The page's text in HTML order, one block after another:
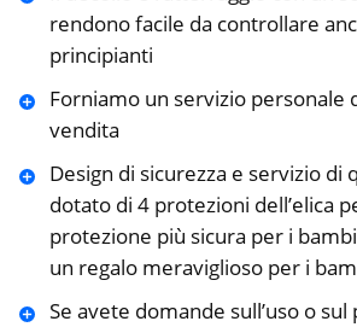
rendono facile da controllare
principianti
Forniamo un servizio personale
vendita
Design di sicurezza e servizio di
dotato di 4 protezioni dell’elica
protezione più sicura per i
un regalo meraviglioso per i
Se avete domande sull’uso o